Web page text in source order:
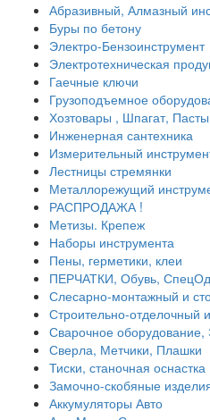
Абразивный, Алмазный
Буры по бетону
Электро-Бензоинструмент
Электротехническая
Гаечные ключи
Грузоподъемное
Хозтовары , Шпагат, Пасты
Инженерная сантехника
Измерительный
Лестницы стремянки
Металлорежущий
РАСПРОДАЖА !
Метизы. Крепеж
Наборы инструмента
Пены, герметики, клеи
ПЕРЧАТКИ, Обувь,
Слесарно-монтажный и
Строительно-отделочный
Сварочное оборудование,
Сверла, Метчики, Плашки
Тиски, станочная оснастка
Замочно-скобяные
Аккумуляторы Авто